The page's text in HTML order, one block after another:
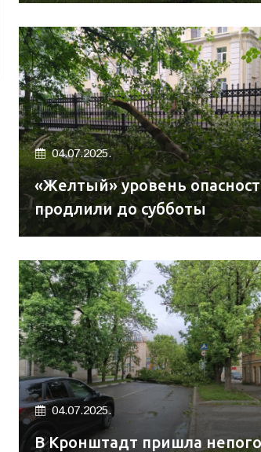
04.07.2025.
«Желтый» уровень
продлили до субботы
04.07.2025.
В Кронштадт пришла